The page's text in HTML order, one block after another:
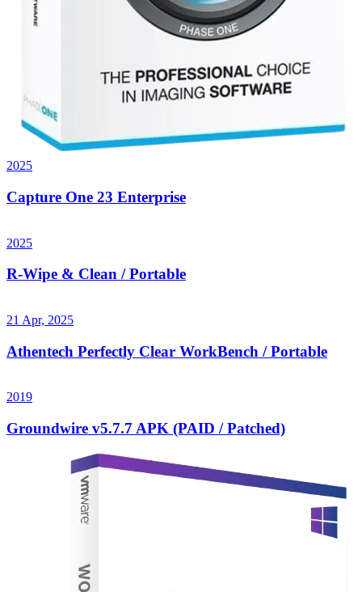
2025
Capture One 23 Enterprise
2025
R-Wipe & Clean / Portable
21 Apr, 2025
Athentech Perfectly Clear WorkBench / Portable
2019
Groundwire v5.7.7 APK (PAID / Patched)